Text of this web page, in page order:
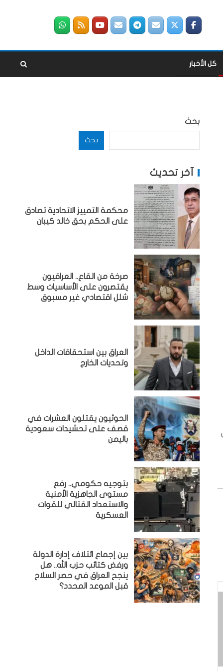
كل الأخبار
بحث
بحث
آخر تحديث
محكمة التمييز الاتحادية تصادق
على الحكم بحق خالد كيبان
صرخة من القاع.. العراقيون
يقتصرون على الأساسيات وسط
شلل اقتصادي غير مسبوق
‏العراق بين استحقاقات الداخل
وتحديات الخارج
الحوثيون يقتلون العشرات في
قصف على تحشيدات سعودية
باليمن
بتوجيه حكومي.. رفع
مستوى الجاهزية الأمنية
والاستعداد القتالي للقوات
العسكرية
بين إجماع ائتلاف إدارة الدولة
ورفض كتائب حزب الله.. هل
ينجح العراق في حصر السلاح
قبل الموعد المحدد؟